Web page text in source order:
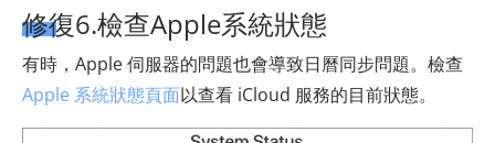
修復6.檢查Apple系統狀態
有時，Apple 伺服器的問題也會導致日曆同步問題。檢查
Apple 系統狀態頁面以查看 iCloud 服務的目前狀態。